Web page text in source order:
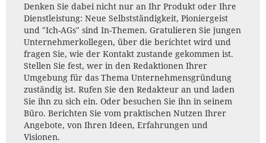
Denken Sie dabei nicht nur an Ihr Produkt oder Ihre
Dienstleistung: Neue Selbstständigkeit, Pioniergeist
und "Ich-AGs" sind In-Themen. Gratulieren Sie jungen
Unternehmerkollegen, über die berichtet wird und
fragen Sie, wie der Kontakt zustande gekommen ist.
Stellen Sie fest, wer in den Redaktionen Ihrer
Umgebung für das Thema Unternehmensgründung
zuständig ist. Rufen Sie den Redakteur an und laden
Sie ihn zu sich ein. Oder besuchen Sie ihn in seinem
Büro. Berichten Sie vom praktischen Nutzen Ihrer
Angebote, von Ihren Ideen, Erfahrungen und
Visionen.